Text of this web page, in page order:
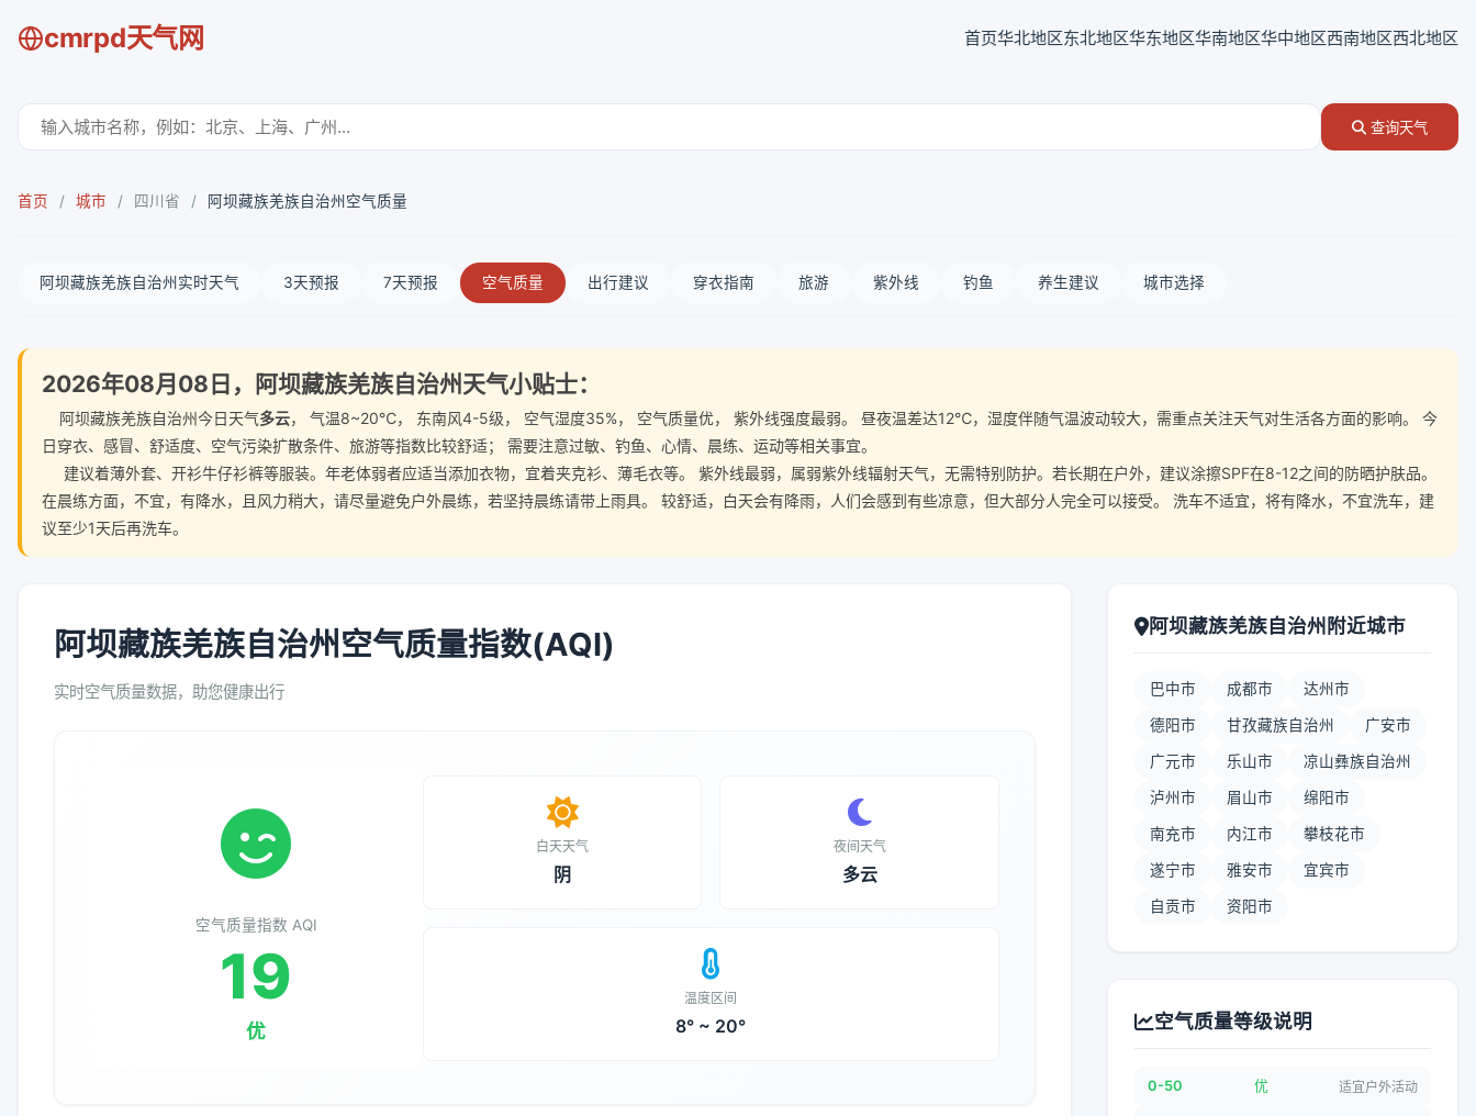
cmrpd天气网 首页华北地区东北地区华东地区华南地区华中地区西南地区西北地区
查询天气
首页 / 城市 / 四川省 / 阿坝藏族羌族自治州空气质量
阿坝藏族羌族自治州实时天气 3天预报 7天预报 空气质量 出行建议 穿衣指南 旅游 紫外线 钓鱼 养生建议 城市选择
2026年08月08日，阿坝藏族羌族自治州天气小贴士：
阿坝藏族羌族自治州今日天气多云， 气温8~20℃， 东南风4-5级， 空气湿度35%， 空气质量优， 紫外线强度最弱。 昼夜温差达12℃，湿度伴随气温波动较大，需重点关注天气对生活各方面的影响。 今
日穿衣、感冒、舒适度、空气污染扩散条件、旅游等指数比较舒适； 需要注意过敏、钓鱼、心情、晨练、运动等相关事宜。
建议着薄外套、开衫牛仔衫裤等服装。年老体弱者应适当添加衣物，宜着夹克衫、薄毛衣等。 紫外线最弱，属弱紫外线辐射天气，无需特别防护。若长期在户外，建议涂擦SPF在8-12之间的防晒护肤品。
在晨练方面，不宜，有降水，且风力稍大，请尽量避免户外晨练，若坚持晨练请带上雨具。 较舒适，白天会有降雨，人们会感到有些凉意，但大部分人完全可以接受。 洗车不适宜，将有降水，不宜洗车，建
议至少1天后再洗车。
阿坝藏族羌族自治州空气质量指数(AQI)
实时空气质量数据，助您健康出行
空气质量指数 AQI
19
优
白天天气
阴
夜间天气
多云
温度区间
8° ~ 20°
阿坝藏族羌族自治州附近城市
巴中市 成都市 达州市
德阳市 甘孜藏族自治州 广安市
广元市 乐山市 凉山彝族自治州
泸州市 眉山市 绵阳市
南充市 内江市 攀枝花市
遂宁市 雅安市 宜宾市
自贡市 资阳市
空气质量等级说明
0-50 优 适宜户外活动